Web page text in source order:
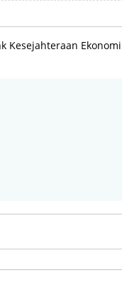
Kesejahteraan Ekonomi